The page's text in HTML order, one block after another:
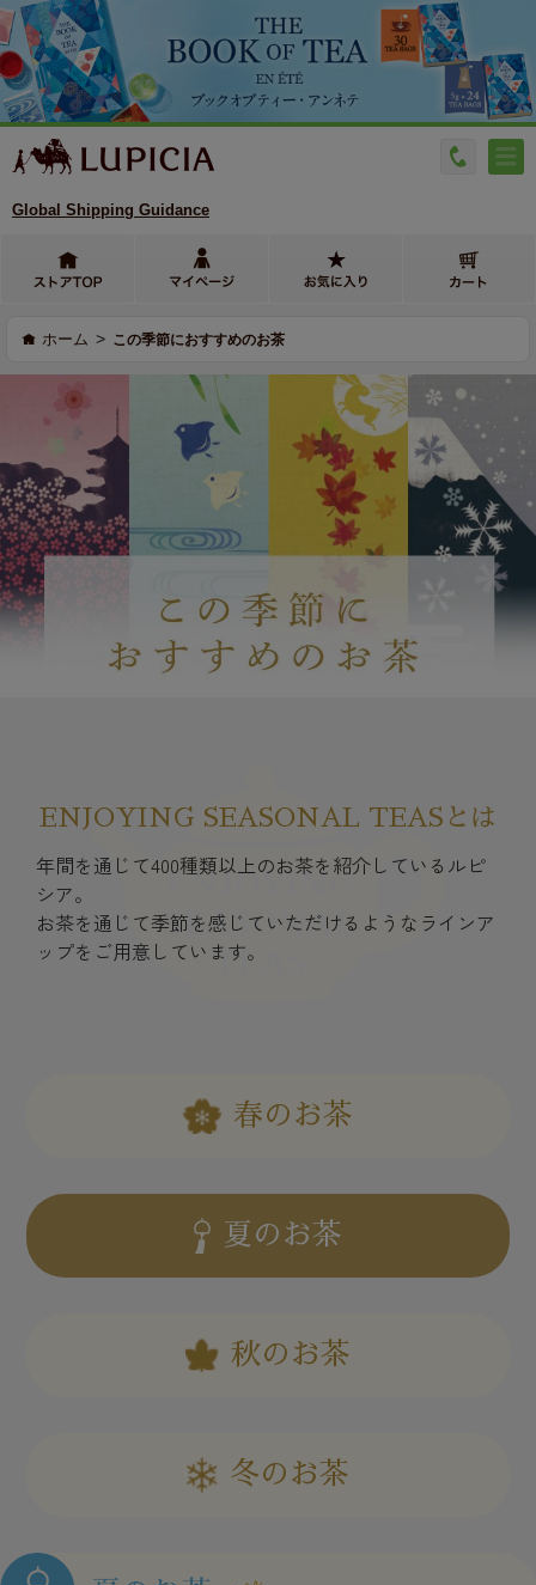
Global Shipping Guidance
ホーム > この季節におすすめのお茶
ENJOYING SEASONAL TEASとは
年間を通じて400種類以上のお茶を紹介しているルピ
シア。
お茶を通じて季節を感じていただけるようなラインア
ップをご用意しています。
春のお茶
夏のお茶
秋のお茶
冬のお茶